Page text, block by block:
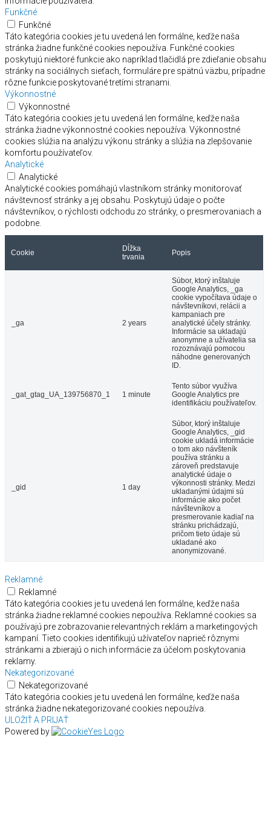
Funkčné
Funkčné
Táto kategória cookies je tu uvedená len formálne, keďže naša
stránka žiadne funkčné cookies nepoužíva. Funkčné cookies
poskytujú niektoré funkcie ako napríklad tlačidlá pre zdieľanie obsahu
stránky na sociálnych sieťach, formuláre pre spätnú väzbu, prípadne
rôzne funkcie poskytované tretími stranami.
Výkonnostné
Výkonnostné
Táto kategória cookies je tu uvedená len formálne, keďže naša
stránka žiadne výkonnostné cookies nepoužíva. Výkonnostné
cookies slúžia na analýzu výkonu stránky a slúžia na zlepšovanie
komfortu používateľov.
Analytické
Analytické
Analytické cookies pomáhajú vlastníkom stránky monitorovať
návštevnosť stránky a jej obsahu. Poskytujú údaje o počte
návštevníkov, o rýchlosti odchodu zo stránky, o presmerovaniach a
podobne.
Cookie
Dĺžka
trvania
Popis
_ga 2 years
Súbor, ktorý inštaluje
Google Analytics, _ga
cookie vypočítava údaje o
návštevníkovi, relácii a
kampaniach pre
analytické účely stránky.
Informácie sa ukladajú
anonymne a užívatelia sa
rozoznávajú pomocou
náhodne generovaných
ID.
_gat_gtag_UA_139756870_1 1 minute
Tento súbor využíva
Google Analytics pre
identifikáciu používateľov.
_gid 1 day
Súbor, ktorý inštaluje
Google Analytics, _gid
cookie ukladá informácie
o tom ako návšteník
používa stránku a
zároveň predstavuje
analytické údaje o
výkonnosti stránky. Medzi
ukladanými údajmi sú
informácie ako počet
návštevníkov a
presmerovanie kadiaľ na
stránku prichádzajú,
pričom tieto údaje sú
ukladané ako
anonymizované.
Reklamné
Reklamné
Táto kategória cookies je tu uvedená len formálne, keďže naša
stránka žiadne reklamné cookies nepoužíva. Reklamné cookies sa
používajú pre zobrazovanie relevantných reklám a marketingových
kampaní. Tieto cookies identifikujú užívateľov naprieč rôznymi
stránkami a zbierajú o nich informácie za účelom poskytovania
reklamy.
Nekategorizované
Nekategorizované
Táto kategória cookies je tu uvedená len formálne, keďže naša
stránka žiadne nekategorizované cookies nepoužíva.
ULOŽIŤ A PRIJAŤ
Powered by